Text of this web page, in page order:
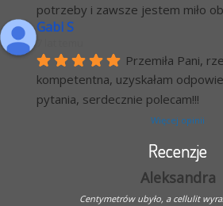
potrzeby i zawsze jestem miło
Gabi S
Przemiła Pani,
kompetentna, uzyskałam
pytania, serdecznie polecam!!!
Więcej opinii
Recenzje
Aleksandra
Centymetrów ubyło, a cellulit